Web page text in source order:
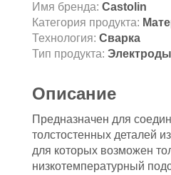
Имя бренда: Castolin
Категория продукта:
Технология: Сварка
Тип продукта: Электроды
Описание
Предназначен для
толстостенных деталей
для которых возможен
низкотемпературный